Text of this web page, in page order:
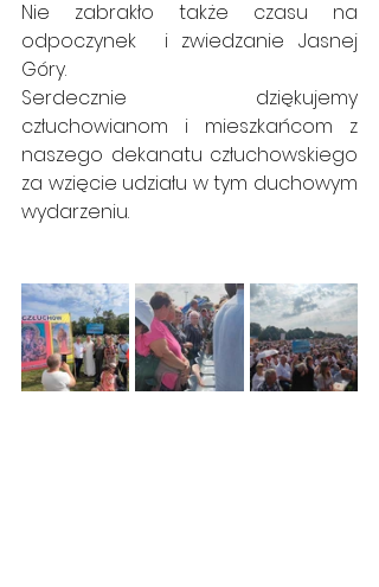
Nie zabrakło także czasu na
odpoczynek  i zwiedzanie Jasnej
Góry.
Serdecznie dziękujemy
człuchowianom i mieszkańcom z
naszego dekanatu człuchowskiego
za wzięcie udziału w tym duchowym
wydarzeniu.